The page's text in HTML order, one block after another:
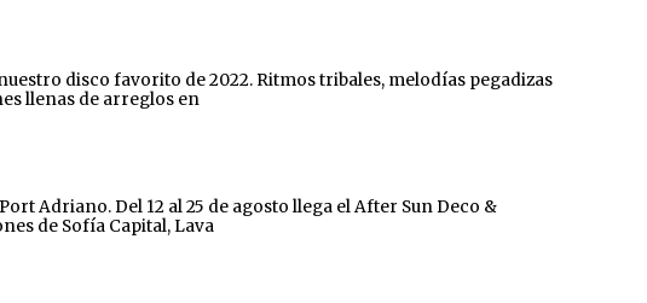
disco favorito de 2022. Ritmos tribales, melodías pegadizas
llenas de arreglos en
Adriano. Del 12 al 25 de agosto llega el After Sun Deco &
de Sofía Capital, Lava